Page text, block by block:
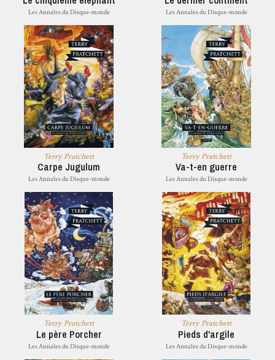
Les Annales du Disque-monde Les Annales du Disque-monde
Terry Pratchett
Carpe Jugulum
Les Annales du Disque-monde
Terry Pratchett
Va-t-en guerre
Les Annales du Disque-monde
Terry Pratchett
Le père Porcher
Les Annales du Disque-monde
Terry Pratchett
Pieds d'argile
Les Annales du Disque-monde